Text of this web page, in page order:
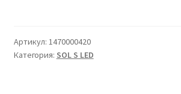
Артикул: 1470000420
Категория: SOL S LED